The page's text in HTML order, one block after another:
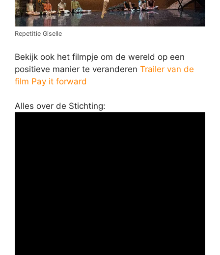
Repetitie Giselle
Bekijk ook het filmpje om de wereld op een
positieve manier te veranderen Trailer van de
film Pay it forward
Alles over de Stichting: